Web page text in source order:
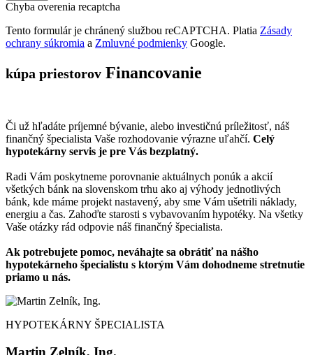
Chyba overenia recaptcha
Tento formulár je chránený službou reCAPTCHA. Platia Zásady
ochrany súkromia a Zmluvné podmienky Google.
kúpa priestorov Financovanie
Či už hľadáte príjemné bývanie, alebo investičnú príležitosť, náš
finančný špecialista Vaše rozhodovanie výrazne uľahčí. Celý
hypotekárny servis je pre Vás bezplatný.
Radi Vám poskytneme porovnanie aktuálnych ponúk a akcií
všetkých bánk na slovenskom trhu ako aj výhody jednotlivých
bánk, kde máme projekt nastavený, aby sme Vám ušetrili náklady,
energiu a čas. Zahoďte starosti s vybavovaním hypotéky. Na všetky
Vaše otázky rád odpovie náš finančný špecialista.
Ak potrebujete pomoc, neváhajte sa obrátiť na nášho
hypotekárneho špecialistu s ktorým Vám dohodneme stretnutie
priamo u nás.
HYPOTEKÁRNY ŠPECIALISTA
Martin Zelník, Ing.